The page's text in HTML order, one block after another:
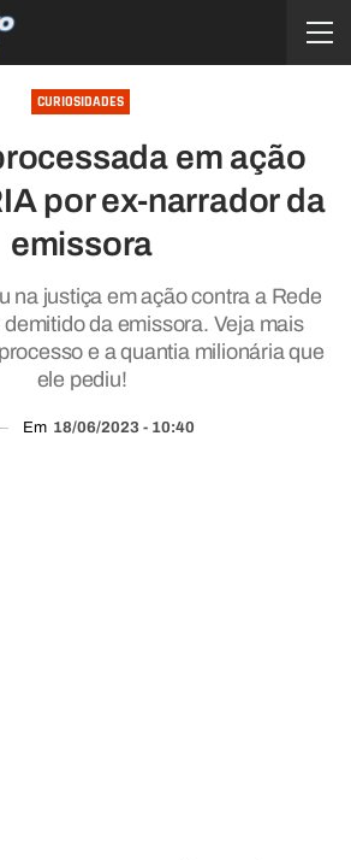
CURIOSIDADES
em ação
por ex-narrador da
emissora
na justiça em ação contra a Rede
da emissora. Veja mais
e a quantia milionária que
ele pediu!
Em 18/06/2023 - 10:40